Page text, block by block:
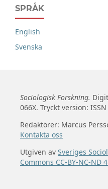
SPRÅK
English
Svenska
Sociologisk Forskning.
066X. Tryckt version:
Redaktörer: Marcus
Kontakta oss
Utgiven av Sveriges
Commons CC-BY-NC-ND